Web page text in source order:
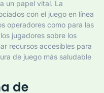
un papel vital. La
con el juego en línea
operadores como para las
jugadores sobre los
recursos accesibles para
de juego más saludable
de